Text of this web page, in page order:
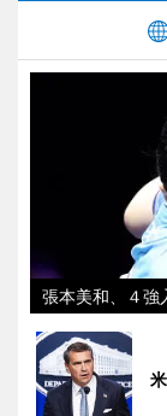
張本美和、４強